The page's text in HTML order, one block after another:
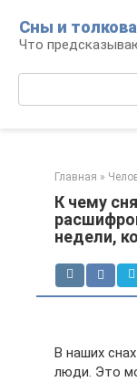
контенту
Сны и
Что
Главная »
К чему
недели,
В наших
люди. Это